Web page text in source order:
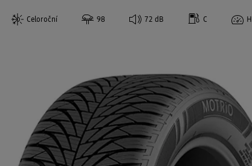
Celoroční 98 72 dB C H